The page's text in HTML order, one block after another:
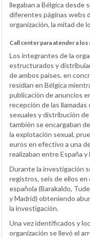
llegaban a Bélgica desde
diferentes páginas webs
organización, la mitad de
Call center para atender a los
Los integrantes de la
estructurados y
de ambos países, en
residían en Bélgica
publicación de anuncios
recepción de las
sexuales y distribución
también se encargaban
la explotación sexual,
euros en efectivo a una
realizaban entre España y
Durante la investigación
registros, seis de ellos
española (Barakaldo,
y Madrid) obteniendo
la investigación.
Una vez identificados y
organización se llevó el